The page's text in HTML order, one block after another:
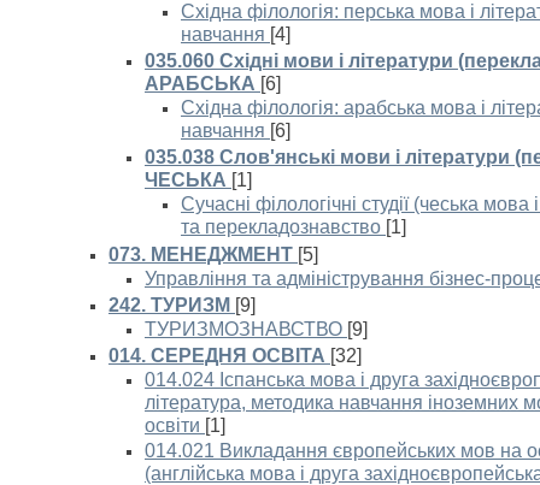
Східна філологія: перська мова і
навчання [4]
035.060 Східні мови і літератури
АРАБСЬКА [6]
Східна філологія: арабська мова і
навчання [6]
035.038 Слов'янські мови і літератури
ЧЕСЬКА [1]
Сучасні філологічні студії (чеська мова
та перекладознавство [1]
073. МЕНЕДЖМЕНТ [5]
Управління та адміністрування бізнес-
242. ТУРИЗМ [9]
ТУРИЗМОЗНАВСТВО [9]
014. СЕРЕДНЯ ОСВІТА [32]
014.024 Іспанська мова і друга
література, методика навчання іноземних
освіти [1]
014.021 Викладання європейських мов на
(англійська мова і друга